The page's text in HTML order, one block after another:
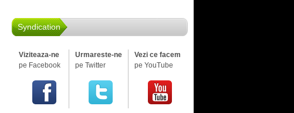
Syndication
Viziteaza-ne
pe Facebook
Urmareste-ne
pe Twitter
Vezi ce facem
pe YouTube